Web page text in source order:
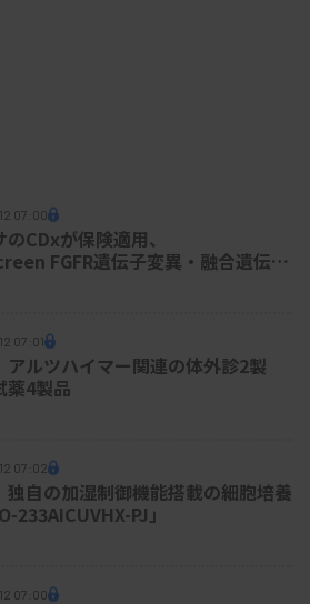
07:00
CDxが保険適用、
FGFR遺伝子変異・融合遺伝子
RGQ キアゲン」
07:01
アルツハイマー関連の体外診2製
薬4製品
07:02
独自の加湿制御機能搭載の細胞培養
233AICUVHX-PJ」
07:00